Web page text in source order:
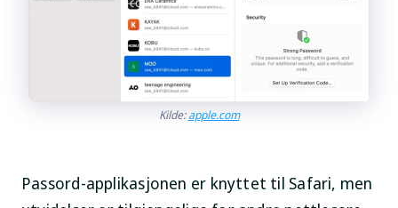
Kilde:apple.com
Passord-applikasjonen er knyttet til Safari, men